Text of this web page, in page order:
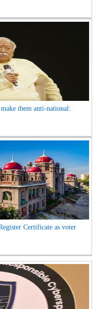
them anti-national:
Certificate as voter